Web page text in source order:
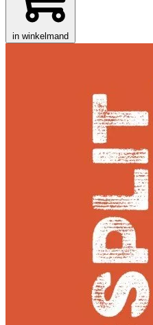
in winkelmand